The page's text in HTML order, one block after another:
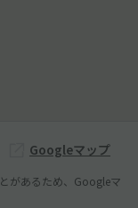
Googleマップ
があるため、Googleマ